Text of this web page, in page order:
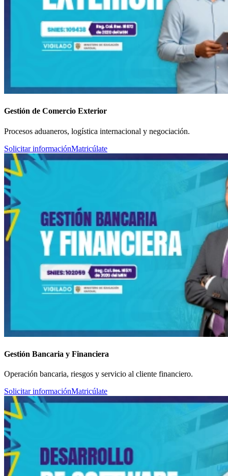
Gestión de Comercio Exterior
Procesos aduaneros, logística internacional y negociación.
Solicitar informaciónMatricúlate
Gestión Bancaria y Financiera
Operación bancaria, riesgos y servicio al cliente financiero.
Solicitar informaciónMatricúlate